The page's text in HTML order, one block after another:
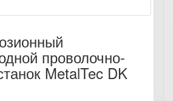
проволочно-
MetalTec DK